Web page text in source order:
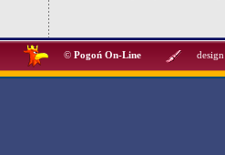
© Pogoń On-Line